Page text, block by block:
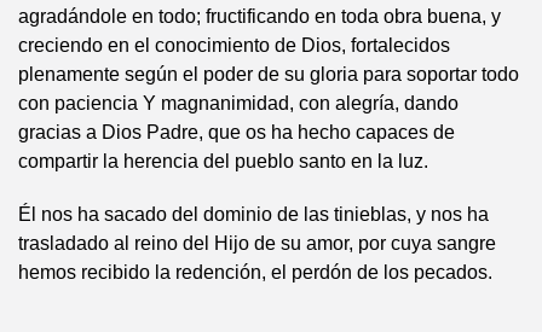
agradándole en todo; fructificando en toda obra buena, y
creciendo en el conocimiento de Dios, fortalecidos
plenamente según el poder de su gloria para soportar todo
con paciencia Y magnanimidad, con alegría, dando
gracias a Dios Padre, que os ha hecho capaces de
compartir la herencia del pueblo santo en la luz.
Él nos ha sacado del dominio de las tinieblas, y nos ha
trasladado al reino del Hijo de su amor, por cuya sangre
hemos recibido la redención, el perdón de los pecados.